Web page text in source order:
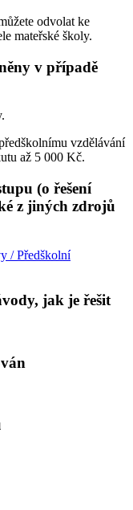
odvolat ke
mateřské školy.
v případě
vzdělávání
až 5 000 Kč.
(o řešení
z jiných zdrojů
/ Předškolní
jak je řešit